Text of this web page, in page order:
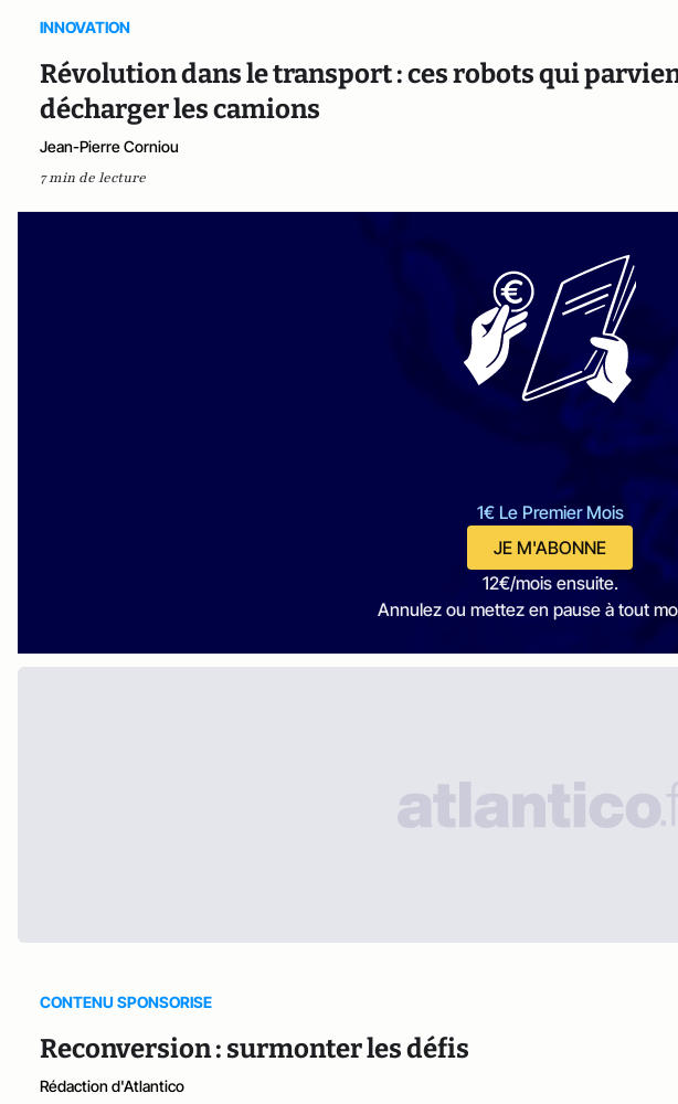
INNOVATION
Révolution dans le transport : ces robots qui
décharger les camions
Jean-Pierre Corniou
7 min de lecture
1€ Le Premier Mois
JE M'ABONNE
12€/mois ensuite.
Annulez ou mettez en pause à tout
CONTENU SPONSORISE
Reconversion : surmonter les défis
Rédaction d'Atlantico